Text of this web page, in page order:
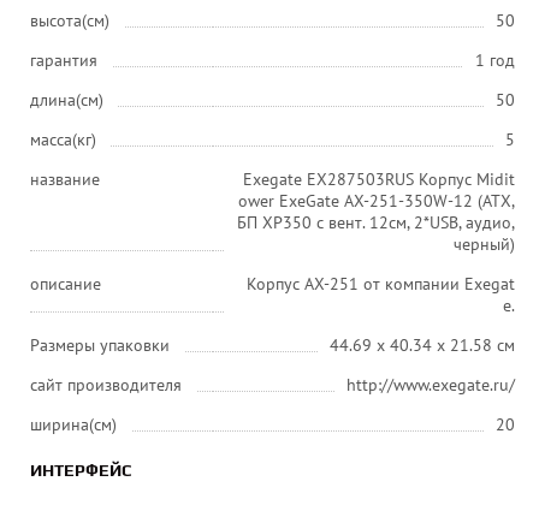
высота(см)
50
гарантия
1 год
длина(см)
50
масса(кг)
5
название
Exegate EX287503RUS Корпус Midit
ower ExeGate AX-251-350W-12 (ATX,
БП XP350 с вент. 12см, 2*USB, аудио,
черный)
описание
Корпус AX-251 от компании Exegat
e.
Размеры упаковки
44.69 x 40.34 x 21.58 см
сайт производителя
http://www.exegate.ru/
ширина(см)
20
ИНТЕРФЕЙС